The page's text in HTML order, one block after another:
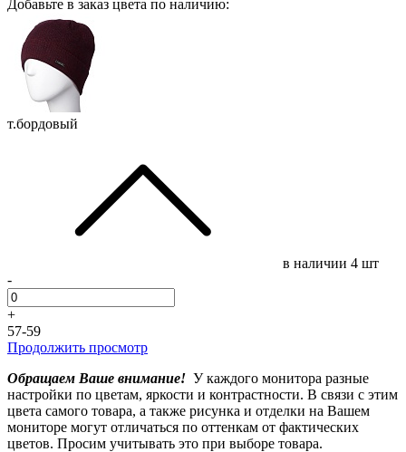
Добавьте в заказ цвета по наличию:
т.бордовый
в наличии 4 шт
-
+
57-59
Продолжить просмотр
Обращаем Ваше внимание! У каждого монитора разные
настройки по цветам, яркости и контрастности. В связи с этим
цвета самого товара, а также рисунка и отделки на Вашем
мониторе могут отличаться по оттенкам от фактических
цветов. Просим учитывать это при выборе товара.